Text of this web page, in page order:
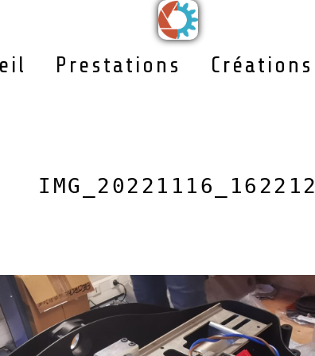
Prestations Créations
IMG_20221116_162212